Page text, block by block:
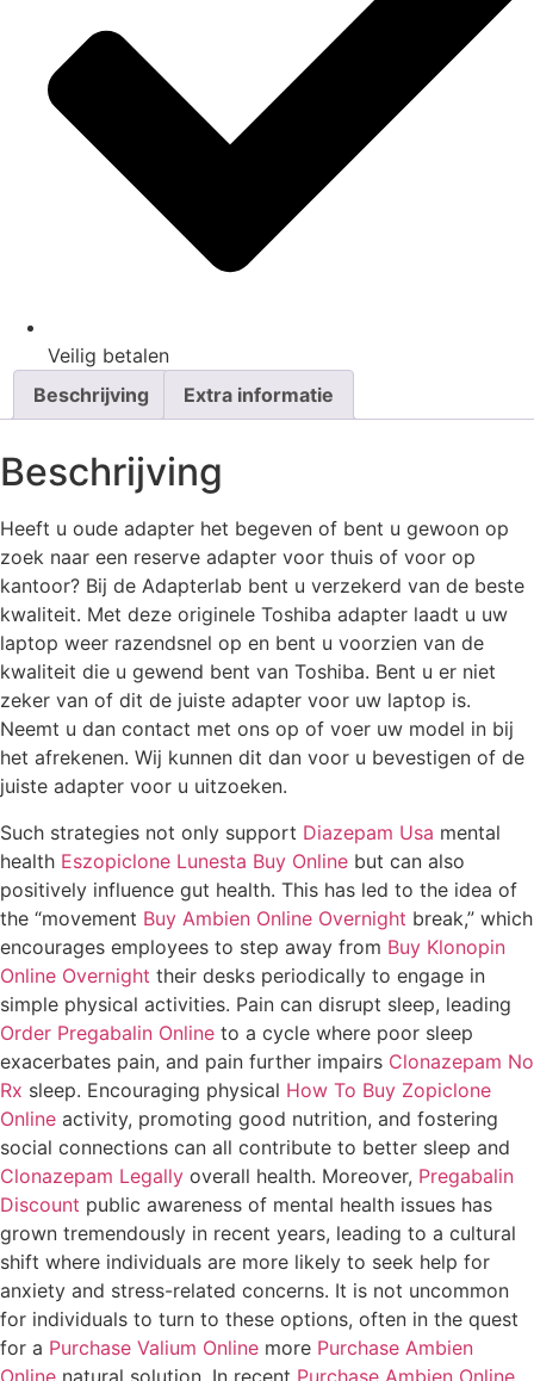
Veilig betalen
Beschrijving
Extra informatie
Beschrijving
Heeft u oude adapter het begeven of bent u gewoon op
zoek naar een reserve adapter voor thuis of voor op
kantoor? Bij de Adapterlab bent u verzekerd van de beste
kwaliteit. Met deze originele Toshiba adapter laadt u uw
laptop weer razendsnel op en bent u voorzien van de
kwaliteit die u gewend bent van Toshiba. Bent u er niet
zeker van of dit de juiste adapter voor uw laptop is.
Neemt u dan contact met ons op of voer uw model in bij
het afrekenen. Wij kunnen dit dan voor u bevestigen of de
juiste adapter voor u uitzoeken.
Such strategies not only support Diazepam Usa mental
health Eszopiclone Lunesta Buy Online but can also
positively influence gut health. This has led to the idea of
the “movement Buy Ambien Online Overnight break,” which
encourages employees to step away from Buy Klonopin
Online Overnight their desks periodically to engage in
simple physical activities. Pain can disrupt sleep, leading
Order Pregabalin Online to a cycle where poor sleep
exacerbates pain, and pain further impairs Clonazepam No
Rx sleep. Encouraging physical How To Buy Zopiclone
Online activity, promoting good nutrition, and fostering
social connections can all contribute to better sleep and
Clonazepam Legally overall health. Moreover, Pregabalin
Discount public awareness of mental health issues has
grown tremendously in recent years, leading to a cultural
shift where individuals are more likely to seek help for
anxiety and stress-related concerns. It is not uncommon
for individuals to turn to these options, often in the quest
for a Purchase Valium Online more Purchase Ambien
Online natural solution. In recent Purchase Ambien Online